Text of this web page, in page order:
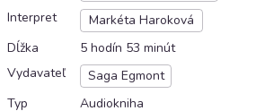
Interpret
Markéta Haroková
Dĺžka
5 hodín 53 minút
Vydavateľ
Saga Egmont
Typ
Audiokniha